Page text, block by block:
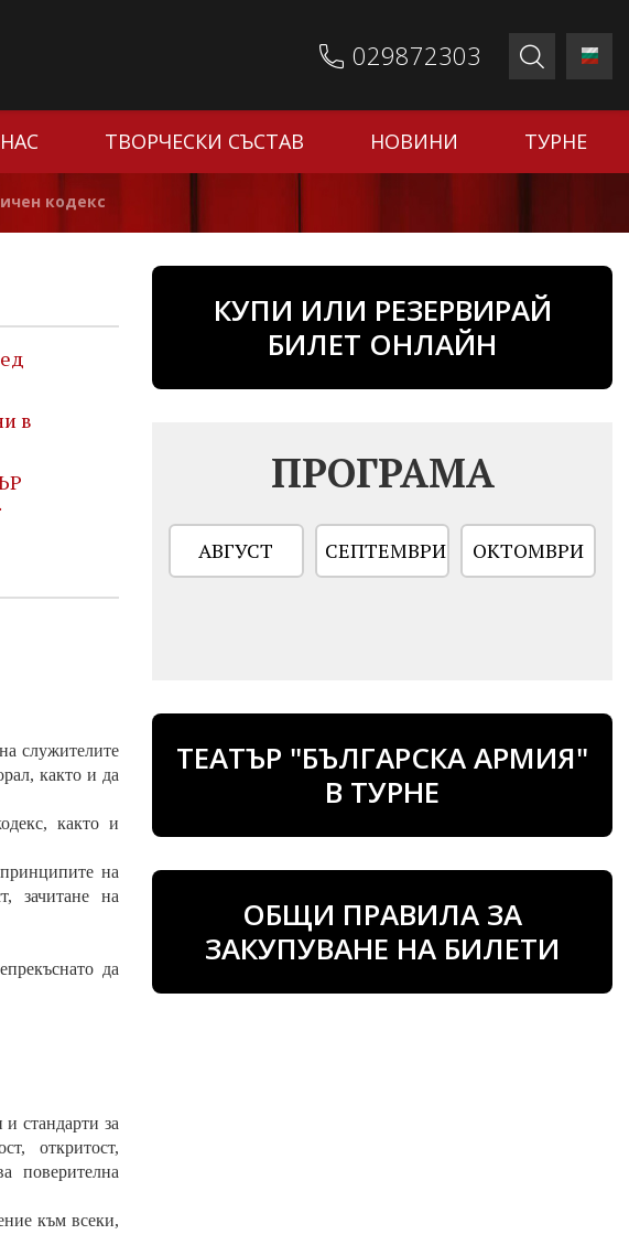
029872303
ТВОРЧЕСКИ СЪСТАВ НОВИНИ ТУРНЕ
кодекс
в
служителите
както и да
както и
на
зачитане на
да
стандарти за
откритост,
поверителна
към всеки,
КУПИ ИЛИ РЕЗЕРВИРАЙ
БИЛЕТ ОНЛАЙН
ПРОГРАМА
АВГУСТ СЕПТЕМВРИ ОКТОМВРИ
ТЕАТЪР "БЪЛГАРСКА АРМИЯ"
В ТУРНЕ
ОБЩИ ПРАВИЛА ЗА
ЗАКУПУВАНЕ НА БИЛЕТИ